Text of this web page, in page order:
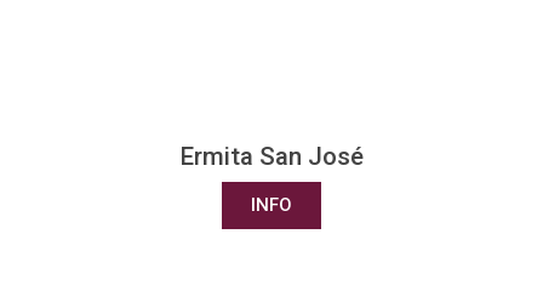
Ermita San José
INFO